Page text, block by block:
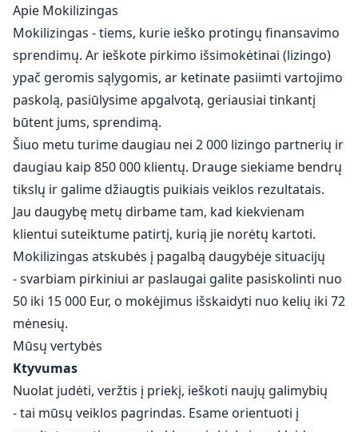
Apie Mokilizingas
Mokilizingas - tiems, kurie ieško protingų finansavimo
sprendimų. Ar ieškote pirkimo išsimokėtinai (lizingo)
ypač geromis sąlygomis, ar ketinate pasiimti vartojimo
paskolą, pasiūlysime apgalvotą, geriausiai tinkantį
būtent jums, sprendimą.
Šiuo metu turime daugiau nei 2 000 lizingo partnerių ir
daugiau kaip 850 000 klientų. Drauge siekiame bendrų
tikslų ir galime džiaugtis puikiais veiklos rezultatais.
Jau daugybę metų dirbame tam, kad kiekvienam
klientui suteiktume patirtį, kurią jie norėtų kartoti.
Mokilizingas atskubės į pagalbą daugybėje situacijų
- svarbiam pirkiniui ar paslaugai galite pasiskolinti nuo
50 iki 15 000 Eur, o mokėjimus išskaidyti nuo kelių iki 72
mėnesių.
Mūsų vertybės
Ktyvumas
Nuolat judėti, veržtis į priekį, ieškoti naujų galimybių
- tai mūsų veiklos pagrindas. Esame orientuoti į